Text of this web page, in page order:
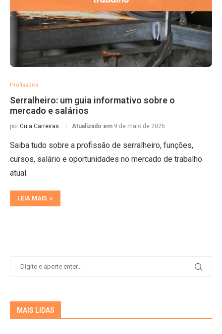
Profissões
Serralheiro: um guia informativo sobre o
mercado e salários
por Guia Carreiras Atualizado em 9 de maio de 2025
Saiba tudo sobre a profissão de serralheiro, funções,
cursos, salário e oportunidades no mercado de trabalho
atual.
LEIA MAIS
MAIS LIDAS